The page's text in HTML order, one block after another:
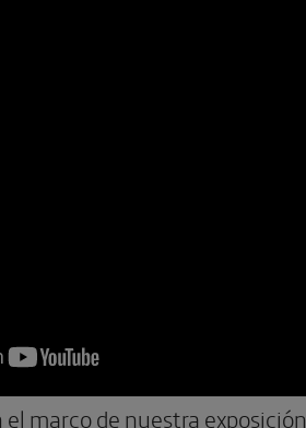
el marco de nuestra exposición